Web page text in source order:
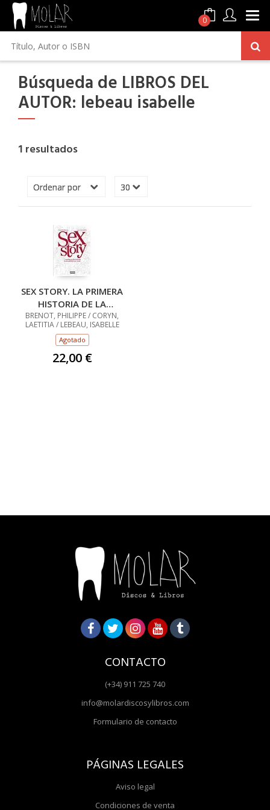
0
Búsqueda de LIBROS DEL
AUTOR: lebeau isabelle
1 resultados
SEX STORY. LA PRIMERA
HISTORIA DE LA
SEXUALIDAD EN CÓMIC
BRENOT, PHILIPPE / CORYN,
LAETITIA / LEBEAU, ISABELLE
Agotado
22,00 €
CONTACTO
(+34) 911 725 740
info@molardiscosylibros.com
Formulario de contacto
PÁGINAS LEGALES
Aviso legal
Condiciones de venta